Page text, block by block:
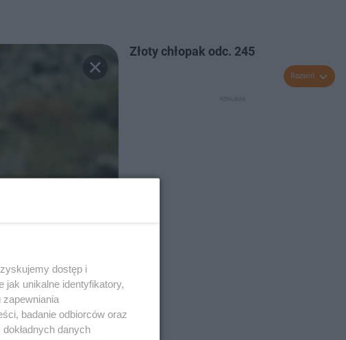
Złoty chłopak odc. 245
Rozwiń
dostęp i
jak unikalne identyfikatory,
zapewniania
badanie odbiorców oraz
danych